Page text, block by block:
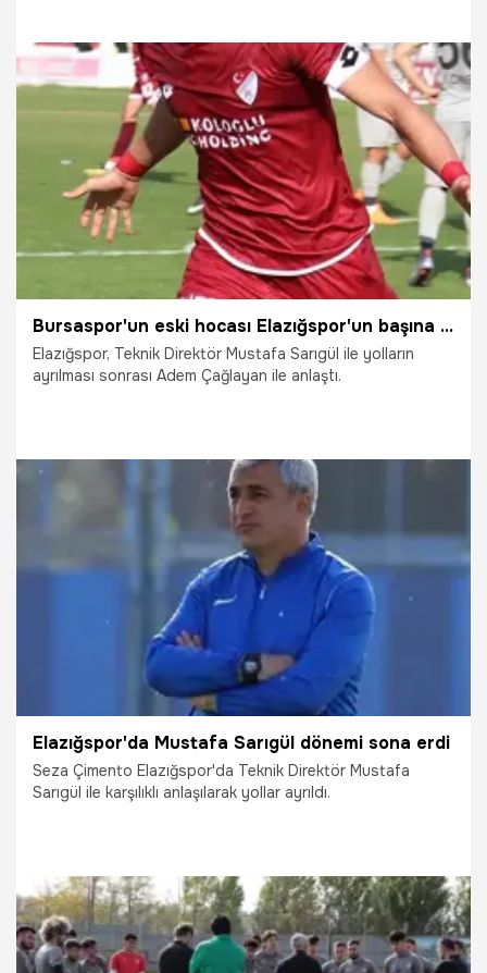
Bursa
Bursaspor'un eski hocası Elazığspor'un başına geçti
Elazığspor, Teknik Direktör Mustafa Sarıgül ile yolların
ayrılması sonrası Adem Çağlayan ile anlaştı.
Elazığspor'da Mustafa Sarıgül dönemi sona erdi
Seza Çimento Elazığspor'da Teknik Direktör Mustafa
Sarıgül ile karşılıklı anlaşılarak yollar ayrıldı.
1.12.2025 Elazığ